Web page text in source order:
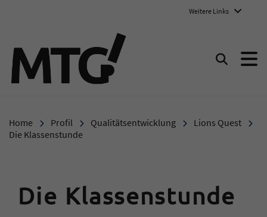
Weitere Links
Suchen
Home Profil Qualitätsentwicklung
Lions Quest
Die Klassenstunde
Die Klassenstunde